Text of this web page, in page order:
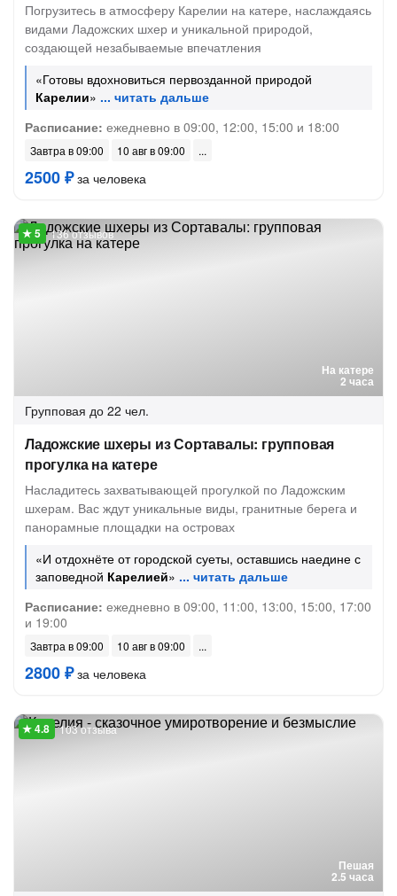
Погрузитесь в атмосферу Карелии на катере, наслаждаясь
видами Ладожских шхер и уникальной природой,
создающей незабываемые впечатления
«Готовы вдохновиться первозданной природой
Карелии»
Расписание: ежедневно в 09:00, 12:00, 15:00 и 18:00
Завтра в 09:00 10 авг в 09:00
2500 ₽за человека
На катере
2 часа
136 отзывов
Групповая до 22 чел.
Ладожские шхеры из Сортавалы: групповая
прогулка на катере
Насладитесь захватывающей прогулкой по Ладожским
шхерам. Вас ждут уникальные виды, гранитные берега и
панорамные площадки на островах
«И отдохнёте от городской суеты, оставшись наедине с
заповедной Карелией»
Расписание: ежедневно в 09:00, 11:00, 13:00, 15:00, 17:00
и 19:00
Завтра в 09:00 10 авг в 09:00
2800 ₽за человека
Пешая
2.5 часа
103 отзыва